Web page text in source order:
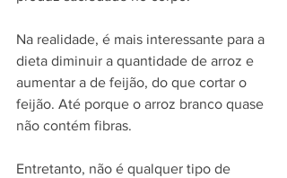
Na realidade, é mais interessante para a
dieta diminuir a quantidade de arroz e
aumentar a de feijão, do que cortar o
feijão. Até porque o arroz branco quase
não contém fibras.
Entretanto, não é qualquer tipo de